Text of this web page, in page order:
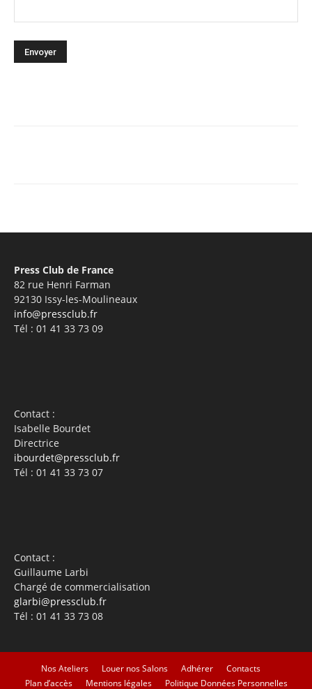
Press Club de France
82 rue Henri Farman
92130 Issy-les-Moulineaux
info@pressclub.fr
Tél : 01 41 33 73 09
Contact :
Isabelle Bourdet
Directrice
ibourdet@pressclub.fr
Tél : 01 41 33 73 07
Contact :
Guillaume Larbi
Chargé de commercialisation
glarbi@pressclub.fr
Tél : 01 41 33 73 08
Nos Ateliers Louer nos Salons Adhérer
Contacts
Plan d’accès
Mentions légales Politique Données Personnelles